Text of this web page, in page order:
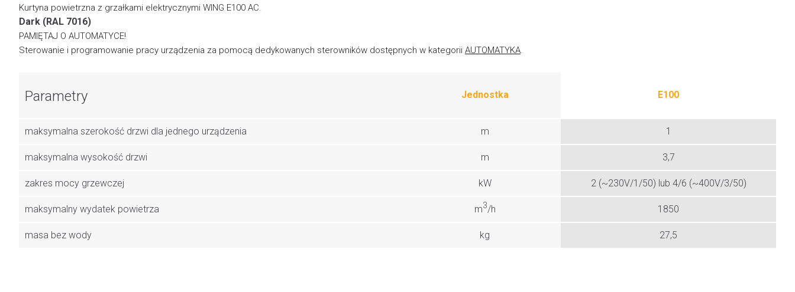
Kurtyna powietrzna z grzałkami elektrycznymi WING E100 AC.
Dark (RAL 7016)
PAMIĘTAJ O AUTOMATYCE!
Sterowanie i programowanie pracy urządzenia za pomocą dedykowanych sterowników dostępnych w kategorii AUTOMATYKA.
Parametry Jednostka E100
maksymalna szerokość drzwi dla jednego urządzenia m 1
maksymalna wysokość drzwi m 3,7
zakres mocy grzewczej kW 2 (~230V/1/50) lub 4/6 (~400V/3/50)
maksymalny wydatek powietrza m3/h 1850
masa bez wody kg 27,5